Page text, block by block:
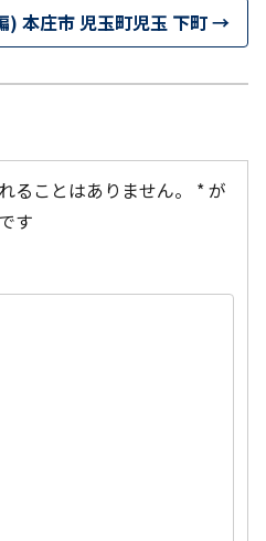
) 本庄市 児玉町児玉 下町→
ることはありません。
*が
す